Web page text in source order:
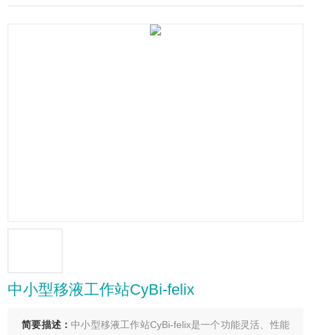
中小型移液工作站CyBi-felix
简要描述：中小型移液工作站CyBi-felix是一个功能灵活、性能